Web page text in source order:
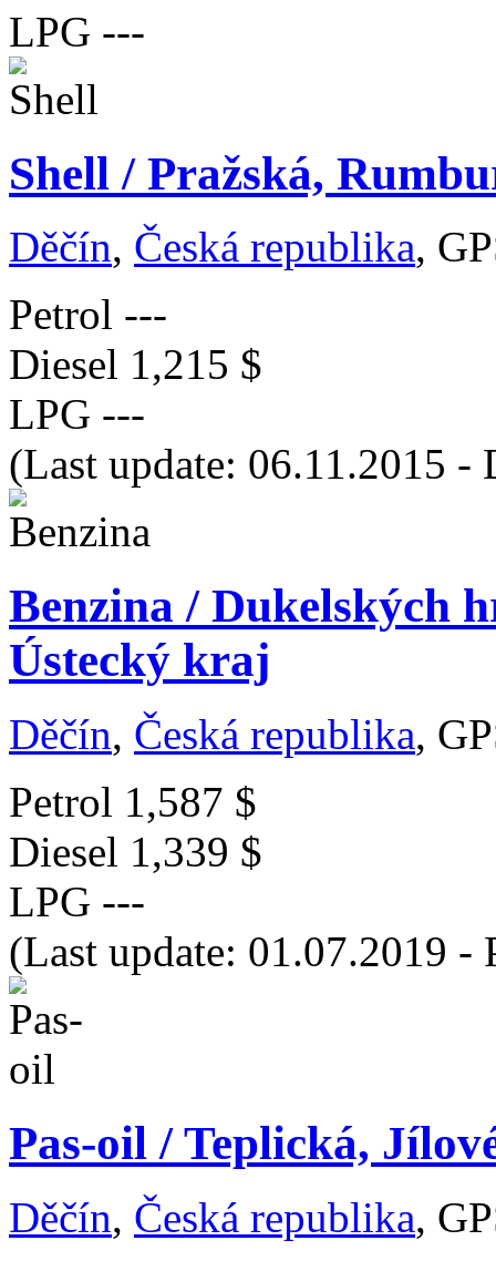
LPG ---
Shell / Pražská,
Děčín, Česká republika,
Petrol ---
Diesel 1,215 $
LPG ---
(Last update: 06.11.2015 -
Benzina / Dukelských
Ústecký kraj
Děčín, Česká republika,
Petrol 1,587 $
Diesel 1,339 $
LPG ---
(Last update: 01.07.2019 -
Pas-oil / Teplická,
Děčín, Česká republika,